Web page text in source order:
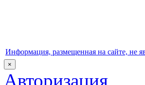
Информация, размещенная на сайте, не
×
Авторизация